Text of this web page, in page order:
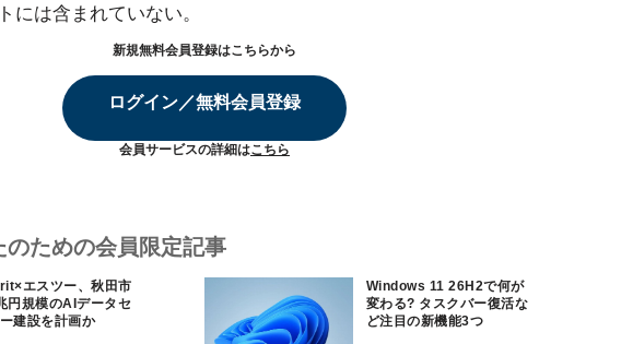
には含まれていない。
新規無料会員登録はこちらから
ログイン／無料会員登録
会員サービスの詳細はこちら
ための会員限定記事
エスツー、秋田市
円規模のAIデータセ
建設を計画か
Windows 11 26H2で何が
変わる? タスクバー復活な
ど注目の新機能3つ